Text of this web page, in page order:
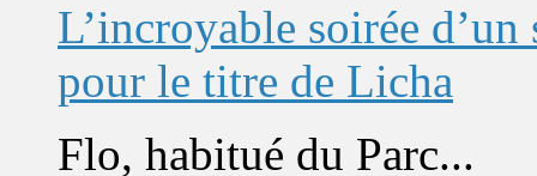
L’incroyable soirée
pour le titre de Licha
Flo, habitué du Parc...